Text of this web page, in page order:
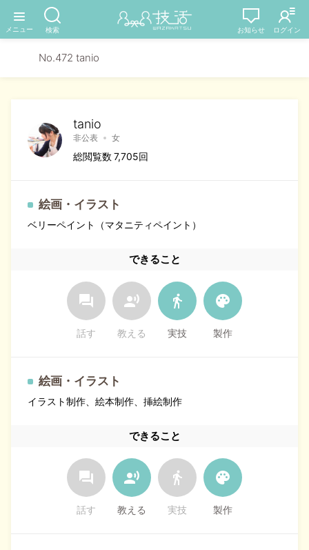
No.472 tanio
tanio
非公表 女
総閲覧数 7,705回
絵画・イラスト
ベリーペイント（マタニティペイント）
できること
forum
話す
record_voice_over
教える
directions_walk
実技
palette
製作
絵画・イラスト
イラスト制作、絵本制作、挿絵制作
できること
forum
話す
record_voice_over
教える
directions_walk
実技
palette
製作